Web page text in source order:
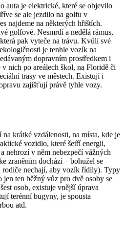
auta je elektrické, které se objevilo
se ale jezdilo na golfu v
najdeme na některých hřištích.
golfové. Nesmrdí a nedělá rámus,
pak vyteče na trávu. Kvůli své
je tenhle vozík na
dopravním prostředkem i
nich po areálech škol, na Floridě či
trasy ve městech. Existují i
zajišťují právě tyhle vozy.
krátké vzdálenosti, na místa, kde je
vozidlo, které šetří energii,
nehrozí v něm nebezpečí vážných
zraněním dochází – bohužel se
rodiče nechají, aby vozík řídily). Typy
ten běžný vůz pro dvě osoby se
osob, existuje vnější úprava
terénní bugyny, je spousta
atd.